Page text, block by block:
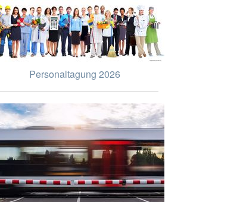
Personaltagung 2026